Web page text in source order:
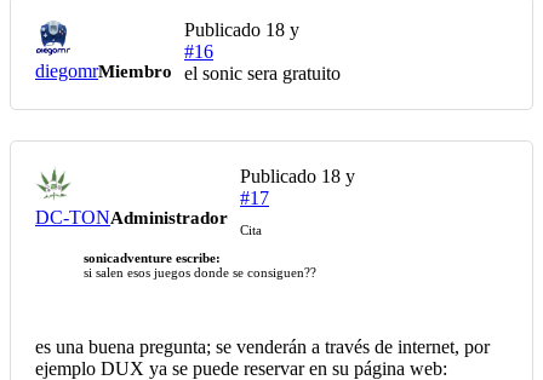
diegomrMiembro
Publicado 18 y
#16
el sonic sera gratuito
DC-TONAdministrador
Publicado 18 y
#17
Cita
sonicadventure escribe:
si salen esos juegos donde se consiguen??
es una buena pregunta; se venderán a través de internet, por
ejemplo DUX ya se puede reservar en su página web: